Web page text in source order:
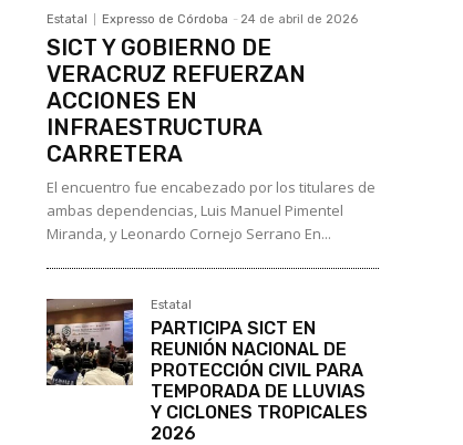
Estatal Expresso de Córdoba - 24 de abril de 2026
SICT Y GOBIERNO DE
VERACRUZ REFUERZAN
ACCIONES EN
INFRAESTRUCTURA
CARRETERA
El encuentro fue encabezado por los titulares de
ambas dependencias, Luis Manuel Pimentel
Miranda, y Leonardo Cornejo Serrano En...
Estatal
PARTICIPA SICT EN
REUNIÓN NACIONAL DE
PROTECCIÓN CIVIL PARA
TEMPORADA DE LLUVIAS
Y CICLONES TROPICALES
2026